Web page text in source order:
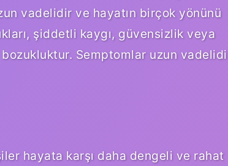
vadelidir ve hayatın birçok yönünü
şiddetli kaygı, güvensizlik veya
Semptomlar uzun
hayata karşı daha dengeli ve rahat